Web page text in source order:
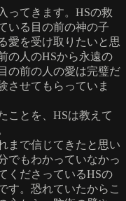
ってきます。HSの救
いる目の前の神の子
愛を受け取りたいと思
の人のHSから永遠の
の前の人の愛は完璧だ
させてもらっていま
ことを、HSは教えて
まで信じてきたと思い
でもわかっていなかっ
くださっているHSの
す。恐れていたからこ